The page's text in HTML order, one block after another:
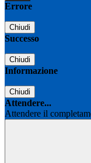
Errore
Chiudi
Successo
Chiudi
Informazione
Chiudi
Attendere...
Attendere il